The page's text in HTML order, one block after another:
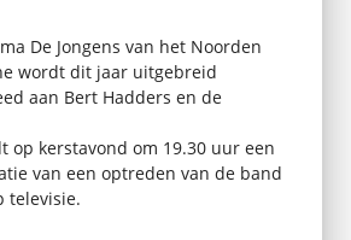
De Jongens van het Noorden
wordt dit jaar uitgebreid
aan Bert Hadders en de
op kerstavond om 19.30 uur een
van een optreden van de band
televisie.